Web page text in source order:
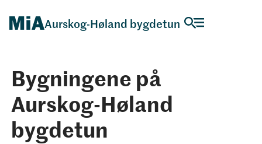
Aurskog-Høland bygdetun
Bygningene på
Aurskog-Høland
bygdetun